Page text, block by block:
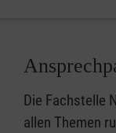
Die Fachstelle
allen Themen